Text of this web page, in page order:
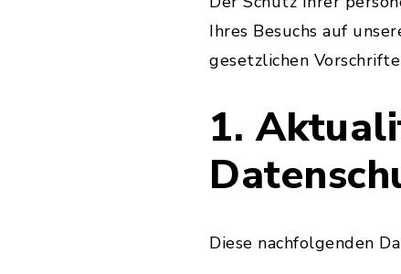
Ihres Besuchs auf
gesetzlichen
1.
Diese nachfolgenden